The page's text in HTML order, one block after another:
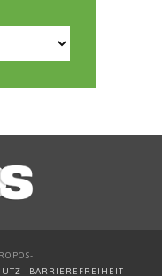
BARRIEREFREIHEIT